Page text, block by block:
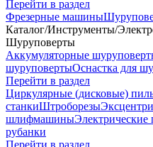
Перейти в раздел
Фрезерные машины
Каталог/Инструменты/
Шуруповерты
Аккумуляторные
шуруповертыОснастка для
Перейти в раздел
Циркулярные (дисковые)
станкиШтроборезы
шлифмашиныЭлектрические
рубанки
Перейти в раздел